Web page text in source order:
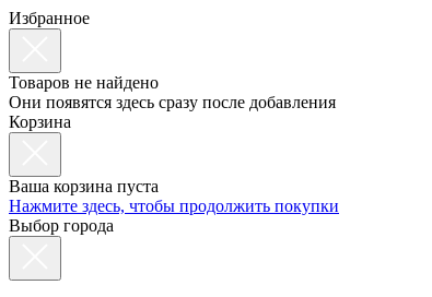
Избранное
Товаров не найдено
Они появятся здесь сразу после добавления
Корзина
Ваша корзина пуста
Нажмите здесь, чтобы продолжить покупки
Выбор города